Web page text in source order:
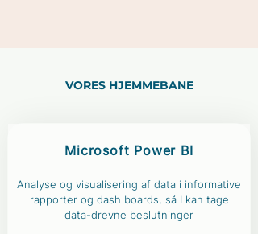
VORES HJEMMEBANE
Microsoft Power BI
Analyse og visualisering af data i informative
rapporter og dash boards, så I kan tage
data-drevne beslutninger